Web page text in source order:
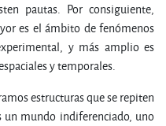
pautas. Por consiguiente,
es el ámbito de fenómenos
y más amplio es
y temporales.
estructuras que se repiten
mundo indiferenciado, uno